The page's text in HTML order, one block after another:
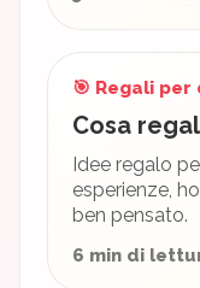
🎯 Regali
Cosa
Idee regalo
esperienze,
ben pensato.
6 min di